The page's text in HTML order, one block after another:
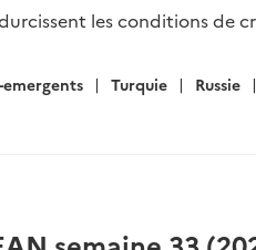
les conditions de
Turquie Russie